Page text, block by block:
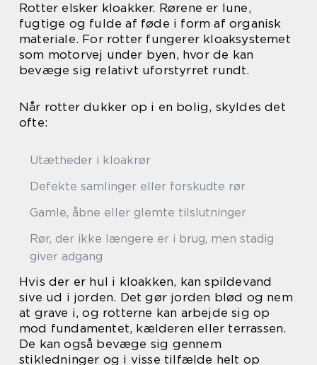
Rotter elsker kloakker. Rørene er lune,
fugtige og fulde af føde i form af organisk
materiale. For rotter fungerer kloaksystemet
som motorvej under byen, hvor de kan
bevæge sig relativt uforstyrret rundt.
Når rotter dukker op i en bolig, skyldes det
ofte:
Utætheder i kloakrør
Defekte samlinger eller forskudte rør
Gamle, åbne eller glemte tilslutninger
Rør, der ikke længere er i brug, men stadig
giver adgang
Hvis der er hul i kloakken, kan spildevand
sive ud i jorden. Det gør jorden blød og nem
at grave i, og rotterne kan arbejde sig op
mod fundamentet, kælderen eller terrassen.
De kan også bevæge sig gennem
stikledninger og i visse tilfælde helt op